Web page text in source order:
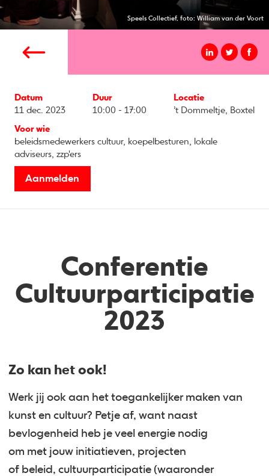
Speels Collectief, foto: William van der Voort
Datum
11 dec. 2023
Duur
10:00 - 17:00
Locatie
’t Dommeltje, Boxtel
Voor wie
beleidsmedewerkers cultuur, koepelbesturen, lokale
adviseurs, zzp'ers
Aanmelden
Conferentie
Cultuurparticipatie
2023
Zo kan het ook!
Werk jij ook aan het toegankelijker maken van
kunst en cultuur? Petje af, want naast
bevlogenheid heb je veel energie nodig
om met jouw initiatieven, projecten
of beleid, cultuurparticipatie (waaronder